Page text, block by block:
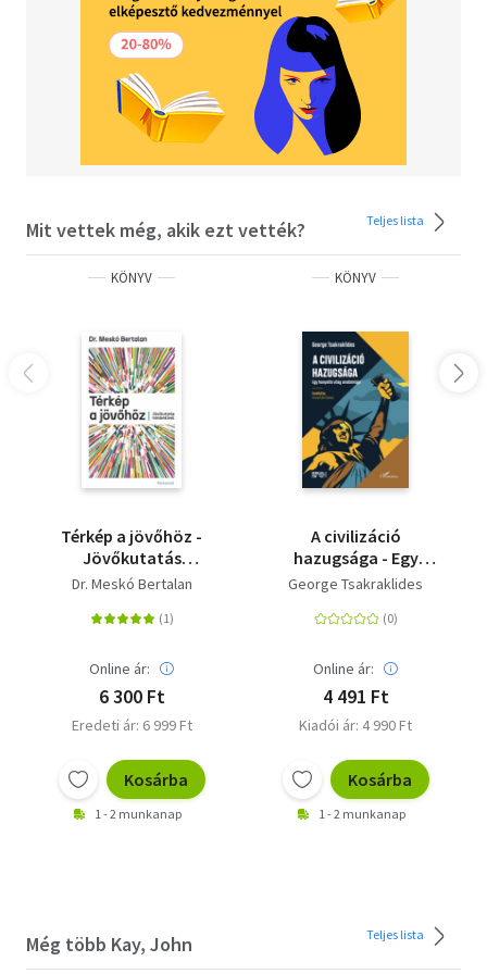
bonyolult világunkban mindez ott van, ahol megtaláljuk,
nem pedig ott, ahol keressük.
Mit vettek még, akik ezt vették? Teljes lista
KÖNYV
Térkép a jövőhöz -
Jövőkutatás
mindenkinek
Dr. Meskó Bertalan
Online ár:
6 300 Ft
Eredeti ár: 6 999 Ft
Kosárba
1 - 2 munkanap
KÖNYV
A civilizáció
hazugsága - Egy
hanyatló világ
George Tsakraklides
Online ár:
4 491 Ft
Kiadói ár: 4 990 Ft
Kosárba
1 - 2 munkanap
Még több Kay, John Teljes lista